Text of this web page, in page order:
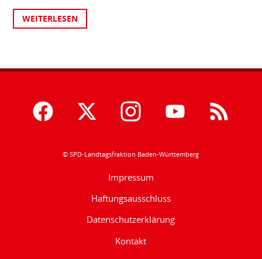
WEITERLESEN
© SPD-Landtagsfraktion Baden-Württemberg
Impressum
Haftungsausschluss
Datenschutzerklärung
Kontakt